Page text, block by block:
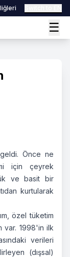
☰
Önce ne
için çeyrek
ve basit bir
kurtularak
özel tüketim
var. 1998'in ilk
verileri
(dışsal)